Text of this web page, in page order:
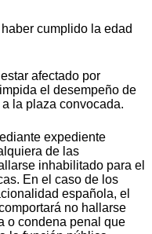
cumplido la edad
afectado por
el desempeño de
la plaza convocada.
expediente
de las
inhabilitado para el
En el caso de los
española, el
no hallarse
o condena penal que